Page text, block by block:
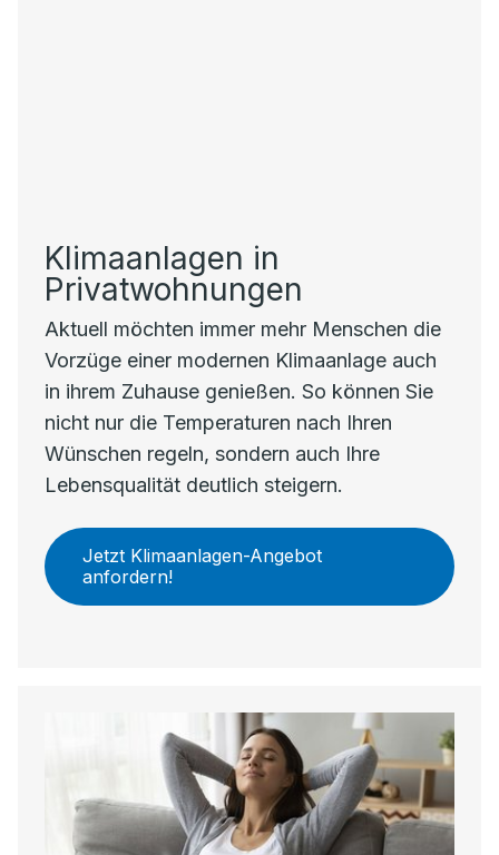
Klimaanlagen in
Privatwohnungen
Aktuell möchten immer mehr Menschen die
Vorzüge einer modernen Klimaanlage auch
in ihrem Zuhause genießen. So können Sie
nicht nur die Temperaturen nach Ihren
Wünschen regeln, sondern auch Ihre
Lebensqualität deutlich steigern.
Jetzt Klimaanlagen-Angebot
anfordern!